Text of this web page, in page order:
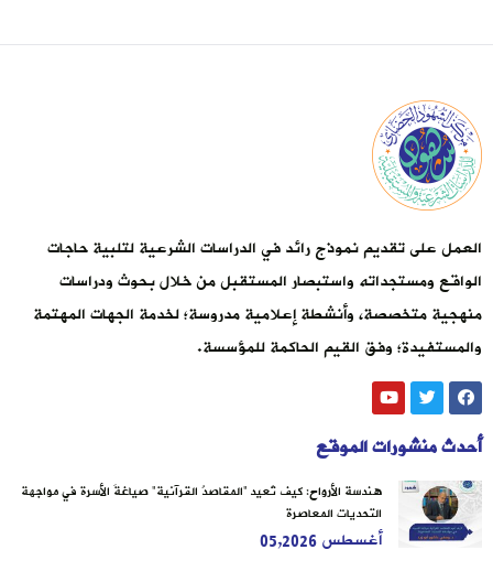
العمل على تقديم نموذج رائد في الدراسات الشرعية لتلبية حاجات
الواقع ومستجداته واستبصار المستقبل من خلال بحوث ودراسات
منهجية متخصصة، وأنشطة إعلامية مدروسة؛ لخدمة الجهات المهتمة
والمستفيدة؛ وفق القيم الحاكمة للمؤسسة.
أحدث منشورات الموقع
هندسة الأرواح: كيف تُعيد “المقاصدُ القرآنية” صياغةَ الأسرة في مواجهة
التحديات المعاصرة
أغسطس 05,2026